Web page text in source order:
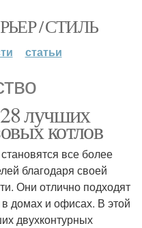
/ СТИЛЬ
статьи
лучших
котлов
все более
благодаря своей
Они отлично подходят
домах и офисах. В этой
двухконтурных